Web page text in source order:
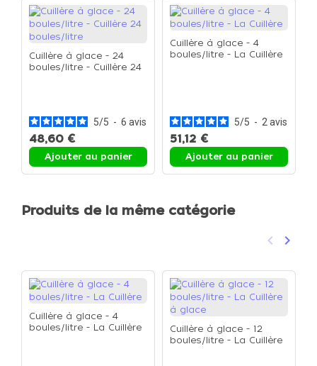
Cuillère à glace - 24
boules/litre - Cuillère 24
5/5 - 6 avis
48,60 €
Ajouter au panier
Cuillère à glace - 4
boules/litre - La Cuillère
5/5 - 2avis
51,12 €
Ajouter au panier
Produits de la même catégorie
Précédent
keyboard_arrow_left keyboard_arrow_right
Cuillère à glace - 4
boules/litre - La Cuillère
Cuillère à glace - 12
boules/litre - La Cuillère